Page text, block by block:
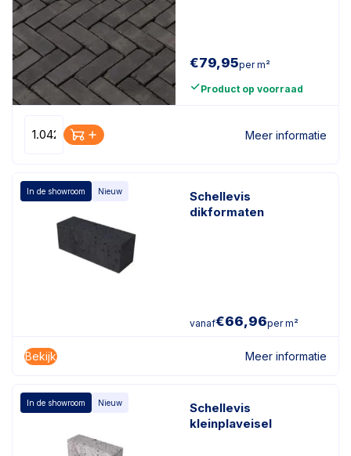
€79,95per m²
Product op voorraad
Meer informatie
In de showroom Nieuw
Schellevis
dikformaten
vanaf€66,96per m²
Bekijk Meer informatie
In de showroom Nieuw
Schellevis
kleinplaveisel